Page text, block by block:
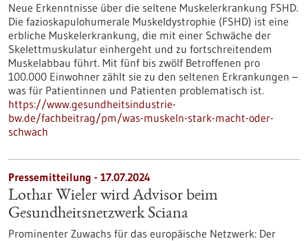
Neue Erkenntnisse über die seltene Muskelerkrankung FSHD.
Die fazioskapulohumerale Muskeldystrophie (FSHD) ist eine
erbliche Muskelerkrankung, die mit einer Schwäche der
Skelettmuskulatur einhergeht und zu fortschreitendem
Muskelabbau führt. Mit fünf bis zwölf Betroffenen pro
100.000 Einwohner zählt sie zu den seltenen Erkrankungen –
was für Patientinnen und Patienten problematisch ist.
https://www.gesundheitsindustrie-
bw.de/fachbeitrag/pm/was-muskeln-stark-macht-oder-
schwach
Pressemitteilung - 17.07.2024
Lothar Wieler wird Advisor beim
Gesundheitsnetzwerk Sciana
Prominenter Zuwachs für das europäische Netzwerk: Der